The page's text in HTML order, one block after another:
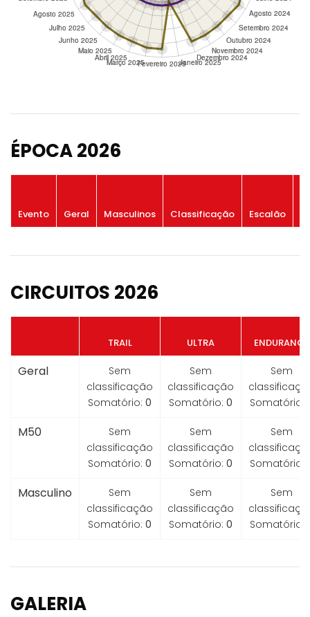
ÉPOCA 2026
Evento Geral Masculinos Classificação Escalão
CIRCUITOS 2026
TRAIL ULTRA ENDURANCE
Geral
Sem
classificação
Somatório: 0
Sem
classificação
Somatório: 0
Sem
Somatório:
M50
Sem
classificação
Somatório: 0
Sem
classificação
Somatório: 0
Sem
Somatório:
Masculino
Sem
classificação
Somatório: 0
Sem
classificação
Somatório: 0
Sem
Somatório:
GALERIA